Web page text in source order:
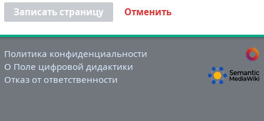
Записать страницу Отменить
Политика конфиденциальности
О Поле цифровой дидактики
Отказ от ответственности